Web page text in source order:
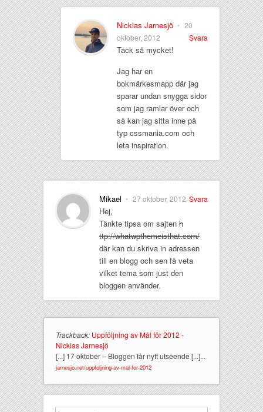
Nicklas Jarnesjö • 20
oktober, 2012
Svara
Tack så mycket!
Jag har en
bokmärkesmapp där jag
sparar undan snygga sidor
som jag ramlar över och
så kan jag sitta inne på
typ cssmania.com och
leta inspiration.
Mikael • 27 oktober, 2012 Svara
Hej,
Tänkte tipsa om sajten h
ttp://whatwpthemeisthat.com/
där kan du skriva in adressen
till en blogg och sen få veta
vilket tema som just den
bloggen använder.
Trackback: Uppföljning av Mål för 2012 -
Nicklas Jarnesjö
[...] 17 oktober – Bloggen får nytt utseende [...]...
jarnesjo.net/uppfoljning-av-mal-for-2012